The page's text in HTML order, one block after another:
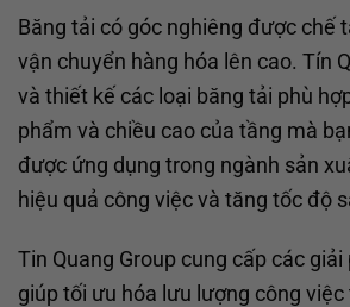
Băng tải có góc nghiêng được chế
vận chuyển hàng hóa lên cao. Tín
và thiết kế các loại băng tải phù
phẩm và chiều cao của tầng mà
được ứng dụng trong ngành sản
hiệu quả công việc và tăng tốc độ
Tin Quang Group cung cấp các
giúp tối ưu hóa lưu lượng công